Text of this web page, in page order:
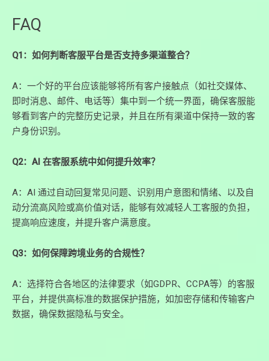
FAQ
Q1：如何判断客服平台是否支持多渠道整合？
A：一个好的平台应该能够将所有客户接触点（如社交媒体、
即时消息、邮件、电话等）集中到一个统一界面，确保客服能
够看到客户的完整历史记录，并且在所有渠道中保持一致的客
户身份识别。
Q2：AI 在客服系统中如何提升效率？
A：AI 通过自动回复常见问题、识别用户意图和情绪、以及自
动分流高风险或高价值对话，能够有效减轻人工客服的负担，
提高响应速度，并提升客户满意度。
Q3：如何保障跨境业务的合规性？
A：选择符合各地区的法律要求（如GDPR、CCPA等）的客服
平台，并提供高标准的数据保护措施，如加密存储和传输客户
数据，确保数据隐私与安全。